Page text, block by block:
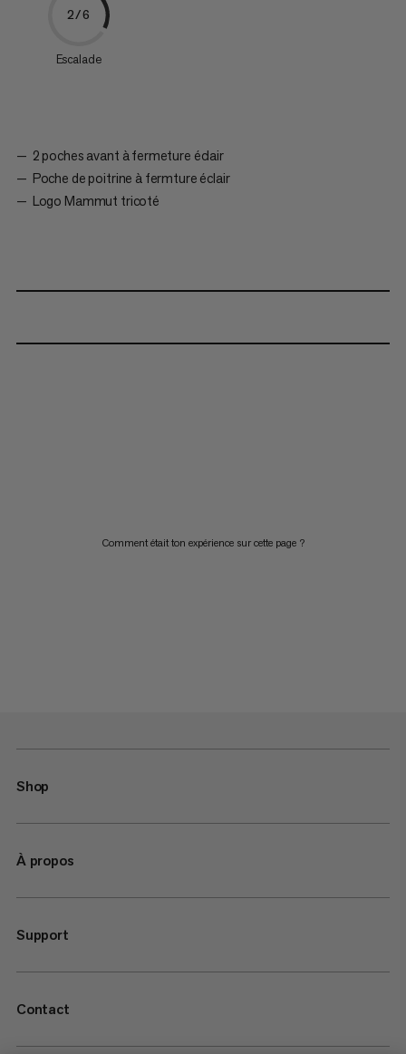
2/6
Escalade
2 poches avant à fermeture éclair
Poche de poitrine à fermture éclair
Logo Mammut tricoté
Comment était ton expérience sur cette page ?
Shop
À propos
Support
Contact